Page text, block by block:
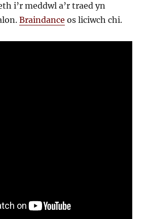
i’r meddwl a’r traed yn
Braindance os liciwch chi.